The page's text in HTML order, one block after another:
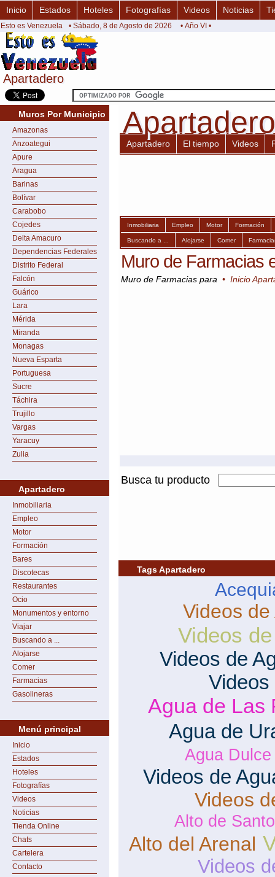
Apartadero
Apartadero
Inicio Estados Hoteles Fotografías Videos Noticias
Esto es Venezuela • Sábado, 8 de Agosto de 2026 • Año VI •
Muros Por Municipio
Amazonas
Anzoategui
Apure
Aragua
Barinas
Bolívar
Carabobo
Cojedes
Delta Amacuro
Dependencias Federales
Distrito Federal
Falcón
Guárico
Lara
Mérida
Miranda
Monagas
Nueva Esparta
Portuguesa
Sucre
Táchira
Trujillo
Vargas
Yaracuy
Zulia
Apartadero
Inmobiliaria
Empleo
Motor
Formación
Bares
Discotecas
Restaurantes
Ocio
Monumentos y entorno
Viajar
Buscando a ...
Alojarse
Comer
Farmacias
Gasolineras
Menú principal
Inicio
Estados
Hoteles
Fotografías
Videos
Noticias
Tienda Online
Chats
Cartelera
Contacto
Apartadero
Apartadero El tiempo Videos
Inmobiliaria Empleo Motor Formación
Buscando a ... Alojarse Comer
Muro de Farmacias
Muro de Farmacias para • Inicio
Busca tu producto
Tags Apartadero
Videos
Videos
Videos de
Videos
Agua de Las
Agua de
Agua Dulce
Videos de
Videos
Alto de
Alto del Arenal
Videos